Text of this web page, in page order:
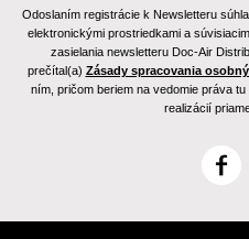
Odoslaním registrácie k Newsletteru
elektronickými prostriedkami a
zasielania newsletteru Doc-Air
prečítal(a) Zásady spracovania
ním, pričom beriem na vedomie práva
realizácií
F
c